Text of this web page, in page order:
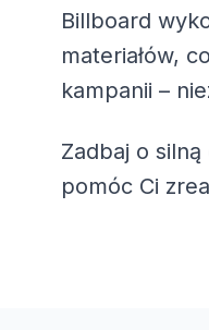
Billboard
materiałów,
kampanii –
Zadbaj o
pomóc Ci